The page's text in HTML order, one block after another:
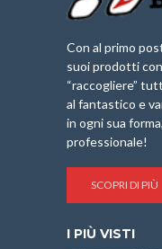
Con al primo
suoi prodotti
“raccogliere”
al fantastico e
in ogni sua
professionale!
SCOPRI DI PIÙ
I PIÙ VISTI